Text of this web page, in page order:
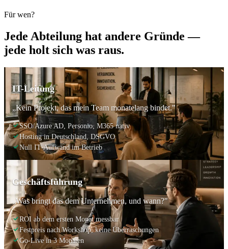
Für wen?
Jede Abteilung hat andere Gründe —
jede holt sich was raus.
IT-Leitung
„Kein Projekt, das mein Team monatelang bindet."
SSO/Azure AD, Personio, M365 nativ
Hosting in Deutschland, DSGVO
Null IT-Aufwand im Betrieb
Geschäftsführung
„Was bringt das dem Unternehmen, und wann?"
ROI ab dem ersten Monat messbar
Festpreis nach Workshop, keine Überraschungen
Go-Live in 3 Monaten